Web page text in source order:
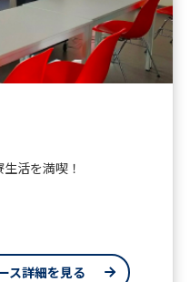
活を満喫！
ス詳細を見る